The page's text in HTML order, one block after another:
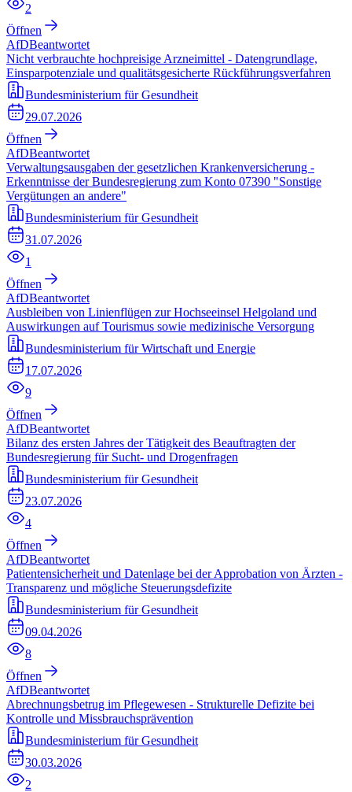
2
Öffnen
AfDBeantwortet
Nicht verbrauchte hochpreisige Arzneimittel - Datengrundlage,
Einsparpotenziale und qualitätsgesicherte Rückführungsverfahren
Bundesministerium für Gesundheit
29.07.2026
Öffnen
AfDBeantwortet
Verwaltungsausgaben der gesetzlichen Krankenversicherung -
Erkenntnisse der Bundesregierung zum Konto 07390 "Sonstige
Vergütungen an andere"
Bundesministerium für Gesundheit
31.07.2026
1
Öffnen
AfDBeantwortet
Ausbleiben von Linienflügen zur Hochseeinsel Helgoland und
Auswirkungen auf Tourismus sowie medizinische Versorgung
Bundesministerium für Wirtschaft und Energie
17.07.2026
9
Öffnen
AfDBeantwortet
Bilanz des ersten Jahres der Tätigkeit des Beauftragten der
Bundesregierung für Sucht- und Drogenfragen
Bundesministerium für Gesundheit
23.07.2026
4
Öffnen
AfDBeantwortet
Patientensicherheit und Datenlage bei der Approbation von Ärzten -
Transparenz und mögliche Steuerungsdefizite
Bundesministerium für Gesundheit
09.04.2026
8
Öffnen
AfDBeantwortet
Abrechnungsbetrug im Pflegewesen - Strukturelle Defizite bei
Kontrolle und Missbrauchsprävention
Bundesministerium für Gesundheit
30.03.2026
2